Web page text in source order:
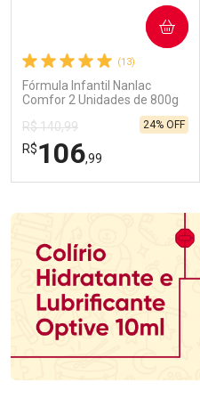
(13)
Fórmula Infantil Nanlac
Comfor 2 Unidades de 800g
R$ 140,99
R$106,99
24% OFF
COMPRAR